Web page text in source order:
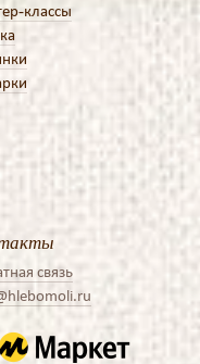
классы
связь